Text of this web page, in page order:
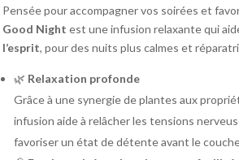
Pensée pour accompagner vos soirées et
Good Night est une infusion relaxante qui
l’esprit, pour des nuits plus calmes et
🌿 Relaxation profonde
Grâce à une synergie de plantes aux
infusion aide à relâcher les tensions
favoriser un état de détente avant le